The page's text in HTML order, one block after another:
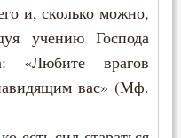
и, сколько можно,
учению Господа
«Любите врагов
вас» (Мф.